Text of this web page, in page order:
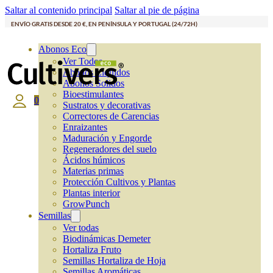
Saltar al contenido principal Saltar al pie de página
ENVÍO GRATIS DESDE 20 €, EN PENÍNSULA Y PORTUGAL (24/72H)
Abonos Eco
Ver Todos
Abonos Líquidos
Abonos Solidos
Bioestimulantes
Sustratos y decorativas
Correctores de Carencias
Enraizantes
Maduración y Engorde
Regeneradores del suelo
Ácidos húmicos
Materias primas
Protección Cultivos y Plantas
Plantas interior
GrowPunch
Semillas
Ver todas
Biodinámicas Demeter
Hortaliza Fruto
Semillas Hortaliza de Hoja
0